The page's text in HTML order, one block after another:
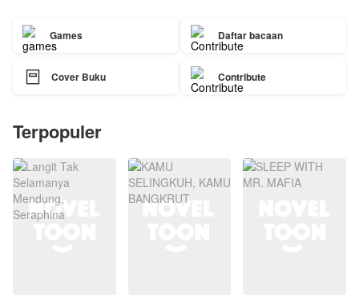
Games Daftar bacaan
 Cover Buku Contribute
Terpopuler